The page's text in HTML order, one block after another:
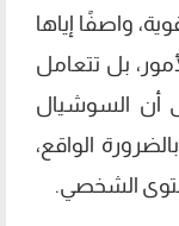
واصفًا إياها
بل تتعامل
أن السوشيال
الواقع،
الشخصي.